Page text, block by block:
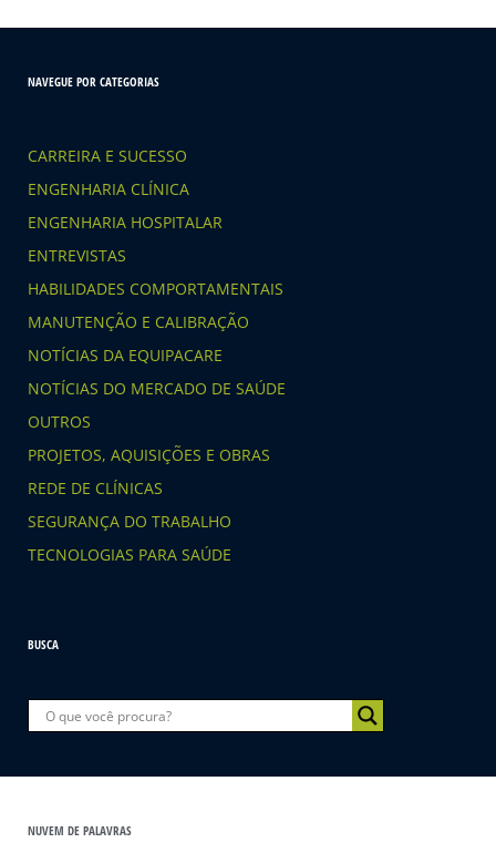
NAVEGUE POR CATEGORIAS
CARREIRA E SUCESSO
ENGENHARIA CLÍNICA
ENGENHARIA HOSPITALAR
ENTREVISTAS
HABILIDADES COMPORTAMENTAIS
MANUTENÇÃO E CALIBRAÇÃO
NOTÍCIAS DA EQUIPACARE
NOTÍCIAS DO MERCADO DE SAÚDE
OUTROS
PROJETOS, AQUISIÇÕES E OBRAS
REDE DE CLÍNICAS
SEGURANÇA DO TRABALHO
TECNOLOGIAS PARA SAÚDE
BUSCA
NUVEM DE PALAVRAS